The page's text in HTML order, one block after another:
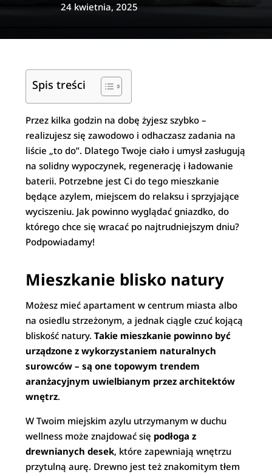
24 kwietnia, 2025
Spis treści
Przez kilka godzin na dobę żyjesz szybko –
realizujesz się zawodowo i odhaczasz zadania na
liście „to do”. Dlatego Twoje ciało i umysł zasługują
na solidny wypoczynek, regenerację i ładowanie
baterii. Potrzebne jest Ci do tego mieszkanie
będące azylem, miejscem do relaksu i sprzyjające
wyciszeniu. Jak powinno wyglądać gniazdko, do
którego chce się wracać po najtrudniejszym dniu?
Podpowiadamy!
Mieszkanie blisko natury
Możesz mieć apartament w centrum miasta albo
na osiedlu strzeżonym, a jednak ciągle czuć kojącą
bliskość natury.Takie mieszkanie powinno być
urządzone z wykorzystaniem naturalnych
surowców – są one topowym trendem
aranżacyjnym uwielbianym przez architektów
wnętrz.
W Twoim miejskim azylu utrzymanym w duchu
wellness może znajdować się podłoga z
drewnianych desek, które zapewniają wnętrzu
przytulną aurę. Drewno jest też znakomitym tłem